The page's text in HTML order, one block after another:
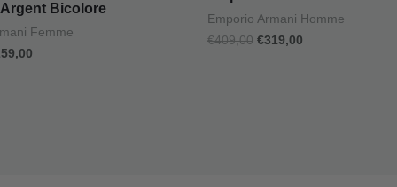
Bicolore
Femme
Emporio Armani Homme
€409,00 €319,00